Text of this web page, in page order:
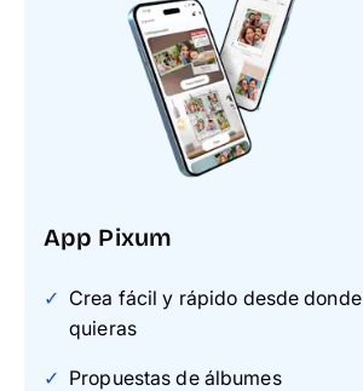
App Pixum
Crea fácil y rápido desde donde
quieras
Propuestas de álbumes